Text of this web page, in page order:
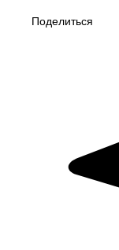
Поделиться